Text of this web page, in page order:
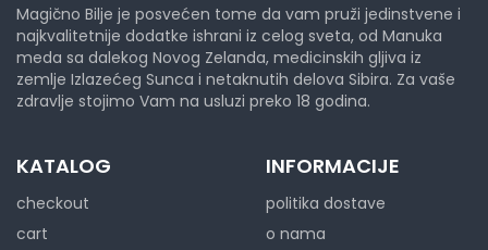
Magično Bilje je posvećen tome da vam pruži jedinstvene i
najkvalitetnije dodatke ishrani iz celog sveta, od Manuka
meda sa dalekog Novog Zelanda, medicinskih gljiva iz
zemlje Izlazećeg Sunca i netaknutih delova Sibira. Za vaše
zdravlje stojimo Vam na usluzi preko 18 godina.
KATALOG
checkout
cart
INFORMACIJE
politika dostave
o nama